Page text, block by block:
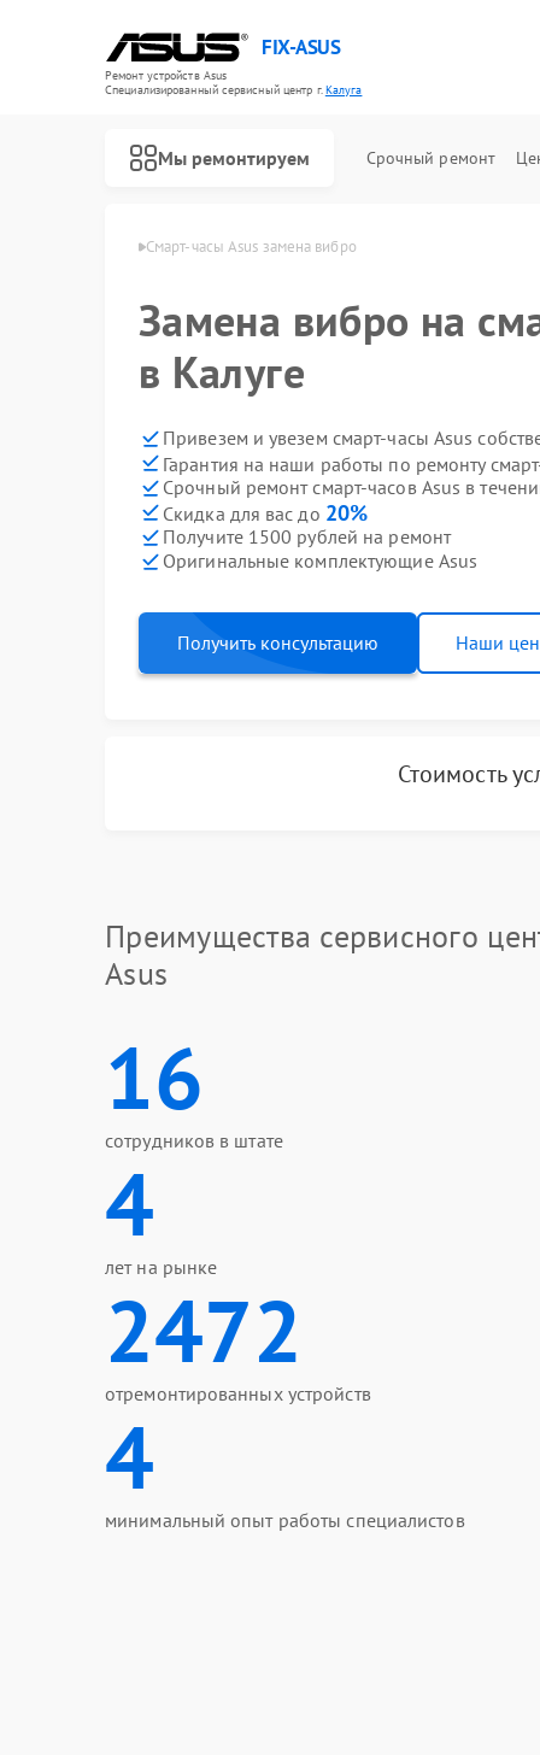
FIX-ASUS
Ремонт устройств Asus
Специализированный cервисный центр г.Калуга
Мы ремонтируем Срочный ремонт
Смарт-часы Asus замена вибро
Замена вибро на
в Калуге
Привезем и увезем смарт-часы Asus
Гарантия на наши работы по ремонту
Срочный ремонт смарт-часов Asus в
Скидка для вас до 20%
Получите 1500 рублей на ремонт
Оригинальные комплектующие Asus
Получить консультацию Наши
Стоимость
Преимущества сервисного
Asus
16
сотрудников в штате
4
лет на рынке
2472
отремонтированных устройств
4
минимальный опыт работы специалистов